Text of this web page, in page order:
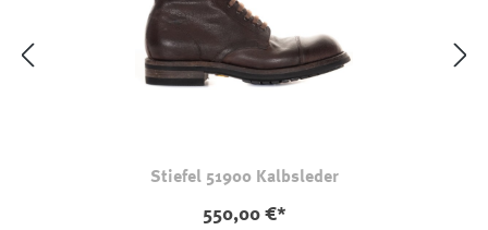
Stiefel 51900 Kalbsleder
550,00 €*